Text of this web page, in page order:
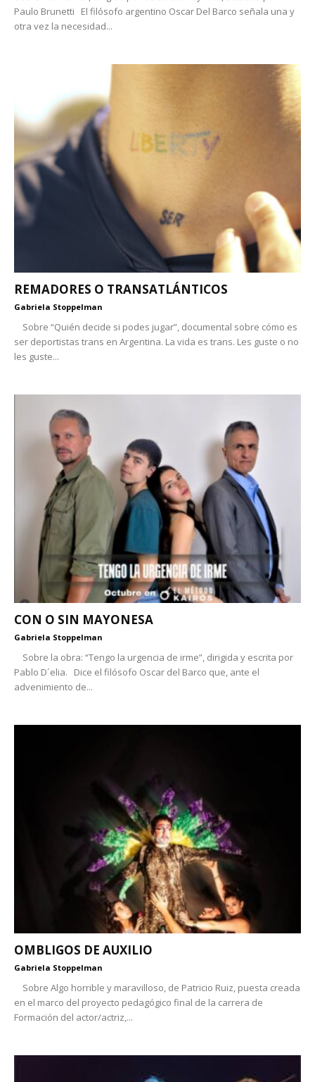
Paulo Brunetti El filósofo argentino Oscar Del Barco señala una y
otra vez la necesidad...
REMADORES O TRANSATLÁNTICOS
Gabriela Stoppelman
Sobre “Quién decide si podes jugar”, documental sobre cómo es
ser deportistas trans en Argentina. La vida es trans. Les guste o no
les guste...
CON O SIN MAYONESA
Gabriela Stoppelman
Sobre la obra: “Tengo la urgencia de irme”, dirigida y escrita por
Pablo D´elia. Dice el filósofo Oscar del Barco que, ante el
advenimiento de...
OMBLIGOS DE AUXILIO
Gabriela Stoppelman
Sobre Algo horrible y maravilloso, de Patricio Ruiz, puesta creada
en el marco del proyecto pedagógico final de la carrera de
Formación del actor/actriz,...